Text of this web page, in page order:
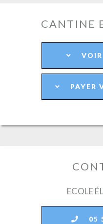
CANTINE
PAYER
ECOLE
05